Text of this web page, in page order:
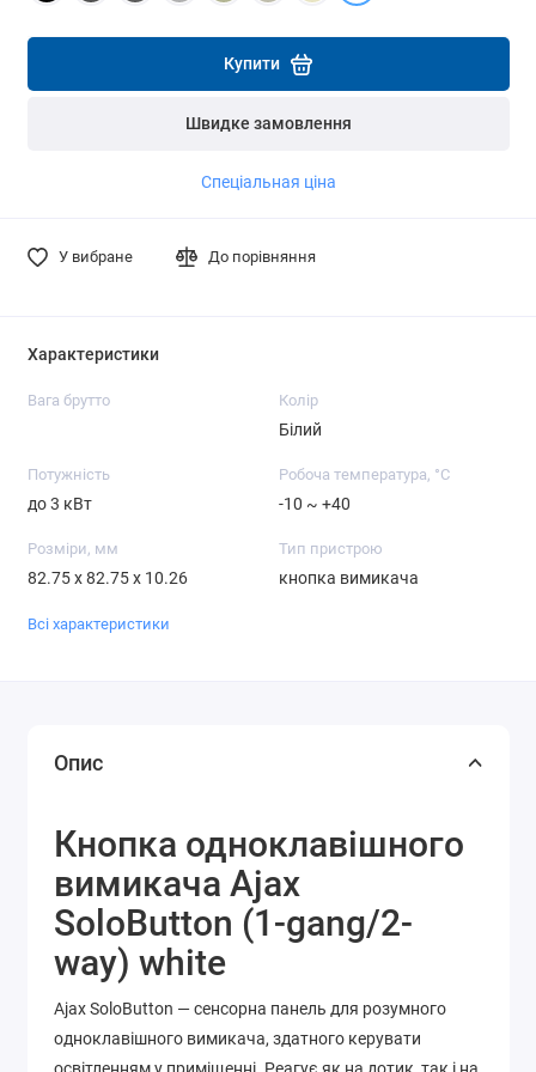
Купити
Швидке замовлення
Спеціальная ціна
У вибране До порівняння
Характеристики
Вага брутто Колір
Білий
Потужність
до 3 кВт
Робоча температура, °C
-10 ~ +40
Розміри, мм
82.75 x 82.75 x 10.26
Тип пристрою
кнопка вимикача
Всі характеристики
Опис
Кнопка одноклавішного
вимикача Ajax
SoloButton (1-gang/2-
way) white
Ajax SoloButton — сенсорна панель для розумного
одноклавішного вимикача, здатного керувати